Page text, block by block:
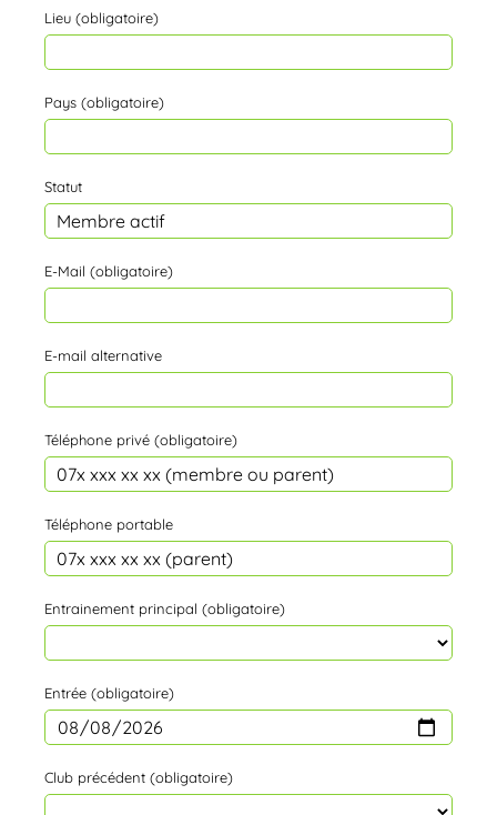
Lieu (obligatoire)
Pays (obligatoire)
Statut
E-Mail (obligatoire)
E-mail alternative
Téléphone privé (obligatoire)
Téléphone portable
Entrainement principal (obligatoire)
Entrée (obligatoire)
Club précédent (obligatoire)